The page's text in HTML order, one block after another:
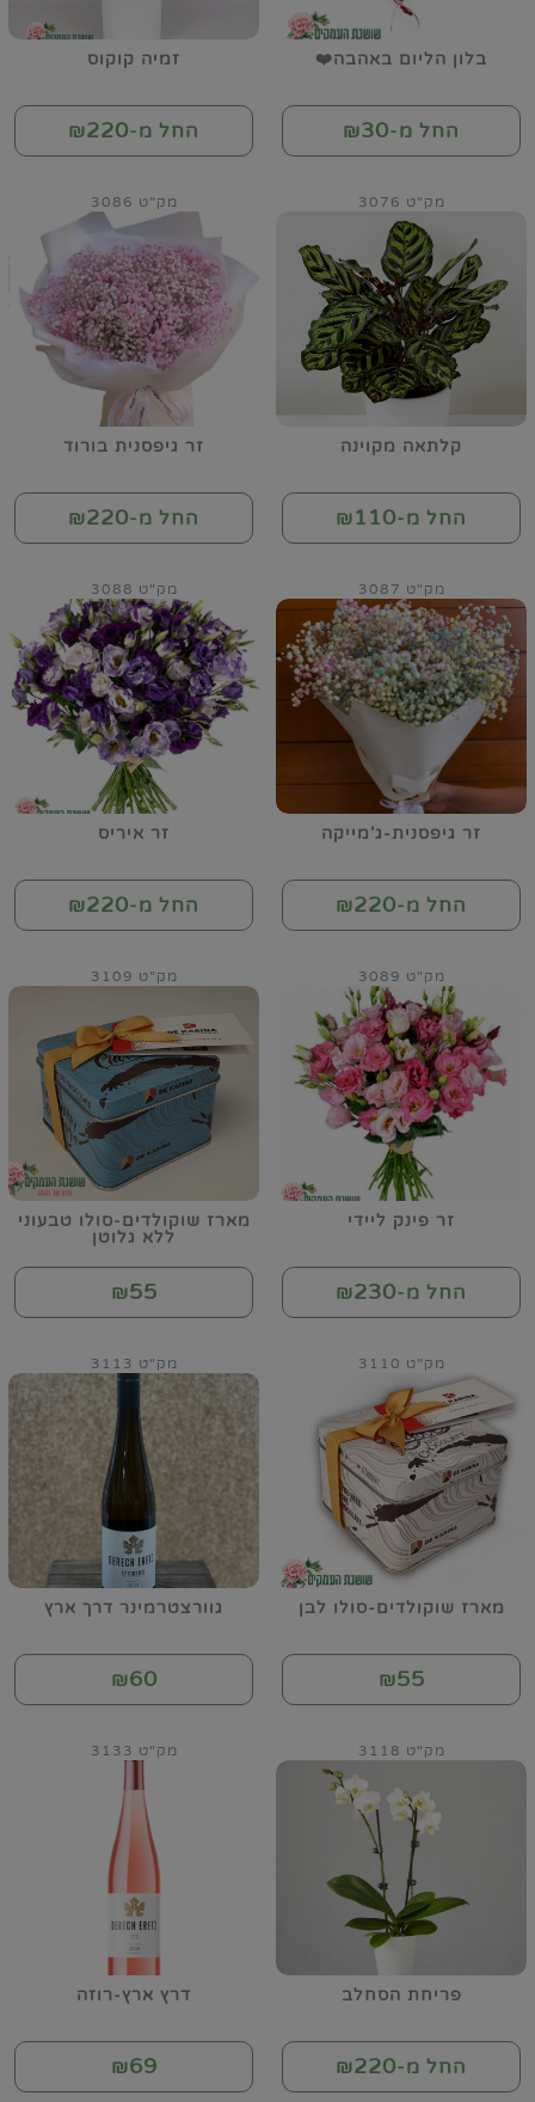
בלון הליום באהבה❤️
החל מ-₪30
זמיה קוקוס
החל מ-₪220
קלתאה מקוינה
מק"ט 3076
החל מ-₪110
זר גיפסנית בורוד
מק"ט 3086
החל מ-₪220
זר גיפסנית-ג'מייקה
מק"ט 3087
החל מ-₪220
זר איריס
מק"ט 3088
החל מ-₪220
זר פינק ליידי
מק"ט 3089
החל מ-₪230
מארז שוקולדים-סולו טבעוני
ללא גלוטן
מק"ט 3109
₪55
מארז שוקולדים-סולו לבן
מק"ט 3110
₪55
גוורצטרמינר דרך ארץ
מק"ט 3113
₪60
פריחת הסחלב
מק"ט 3118
החל מ-₪220
דרץ ארץ-רוזה
מק"ט 3133
₪69